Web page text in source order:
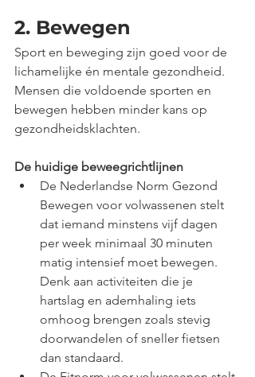
2. Bewegen
Sport en beweging zijn goed voor de
lichamelijke én mentale gezondheid.
Mensen die voldoende sporten en
bewegen hebben minder kans op
gezondheidsklachten.
De huidige beweegrichtlijnen
De Nederlandse Norm Gezond
Bewegen voor volwassenen stelt
dat iemand minstens vijf dagen
per week minimaal 30 minuten
matig intensief moet bewegen.
Denk aan activiteiten die je
hartslag en ademhaling iets
omhoog brengen zoals stevig
doorwandelen of sneller fietsen
dan standaard.